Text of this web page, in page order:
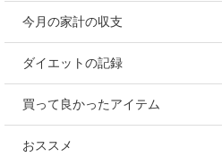
今月の家計の収支
ダイエットの記録
買って良かったアイテム
おススメ